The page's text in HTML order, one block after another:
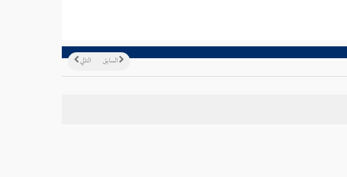
التالي السابق